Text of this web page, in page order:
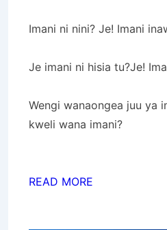
Imani ni nini? Je! Imani
Je imani ni hisia tu?Je!
Wengi wanaongea juu ya
kweli wana imani?
READ MORE